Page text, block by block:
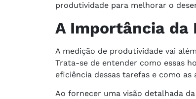
produtividade para melhorar o
A Importância da
A medição de produtividade vai
Trata-se de entender como essas
eficiência dessas tarefas e como as
Ao fornecer uma visão detalhada